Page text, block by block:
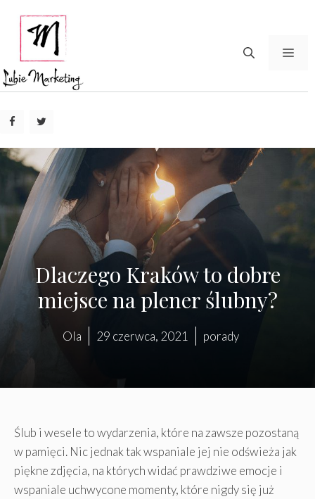
treści
Dlaczego Kraków to dobre
miejsce na plener ślubny?
Ola 29 czerwca, 2021 porady
Ślub i wesele to wydarzenia, które na zawsze pozostaną
w pamięci. Nic jednak tak wspaniale jej nie odświeża jak
piękne zdjęcia, na których widać prawdziwe emocje i
wspaniale uchwycone momenty, które nigdy się już